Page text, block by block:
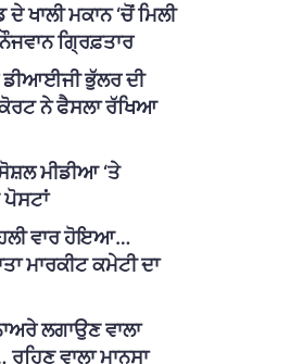
ਖਾਲੀ ਮਕਾਨ ‘ਚੋਂ ਮਿਲੀ
ਗ੍ਰਿਫ਼ਤਾਰ
ਭੁੱਲਰ ਦੀ
ਨੇ ਫੈਸਲਾ ਰੱਖਿਆ
ਮੀਡੀਆ ‘ਤੇ
ਵਾਰ ਹੋਇਆ…
ਮਾਰਕੀਟ ਕਮੇਟੀ ਦਾ
ਲਗਾਉਣ ਵਾਲਾ
ਵਾਲਾ ਮਾਨਸਾ